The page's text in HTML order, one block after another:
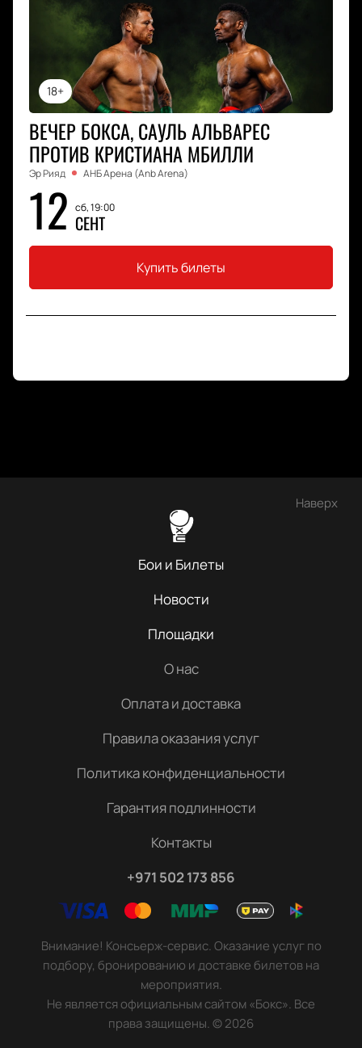
18+
ВЕЧЕР БОКСА, САУЛЬ АЛЬВАРЕС
ПРОТИВ КРИСТИАНА МБИЛЛИ
Эр Рияд АНБ Арена (Anb Arena)
12 сб, 19:00
СЕНТ
Купить билеты
Наверх
Бои и Билеты
Новости
Площадки
О нас
Оплата и доставка
Правила оказания услуг
Политика конфиденциальности
Гарантия подлинности
Контакты
+971 502 173 856
Внимание! Консьерж-сервис. Оказание услуг по
подбору, бронированию и доставке билетов на
мероприятия.
Не является официальным сайтом «Бокс». Все
права защищены.©2026